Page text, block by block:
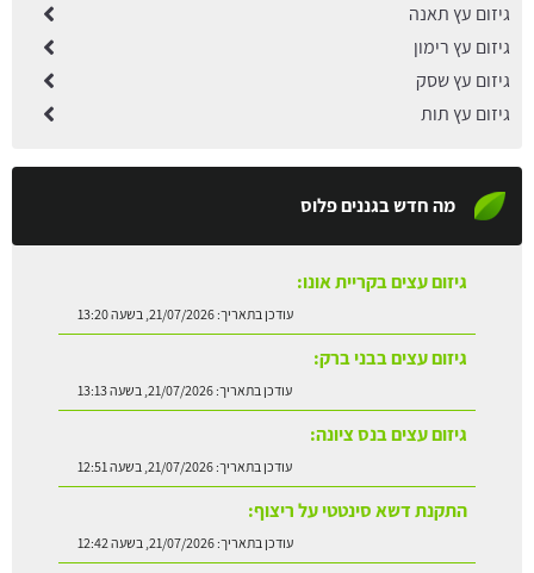
גיזום עץ תאנה
גיזום עץ רימון
גיזום עץ שסק
גיזום עץ תות
מה חדש בגננים פלוס
גיזום עצים בקריית אונו:
עודכן בתאריך:21/07/2026, בשעה 13:20
גיזום עצים בבני ברק:
עודכן בתאריך:21/07/2026, בשעה 13:13
גיזום עצים בנס ציונה:
עודכן בתאריך:21/07/2026, בשעה 12:51
התקנת דשא סינטטי על ריצוף:
עודכן בתאריך:21/07/2026, בשעה 12:42